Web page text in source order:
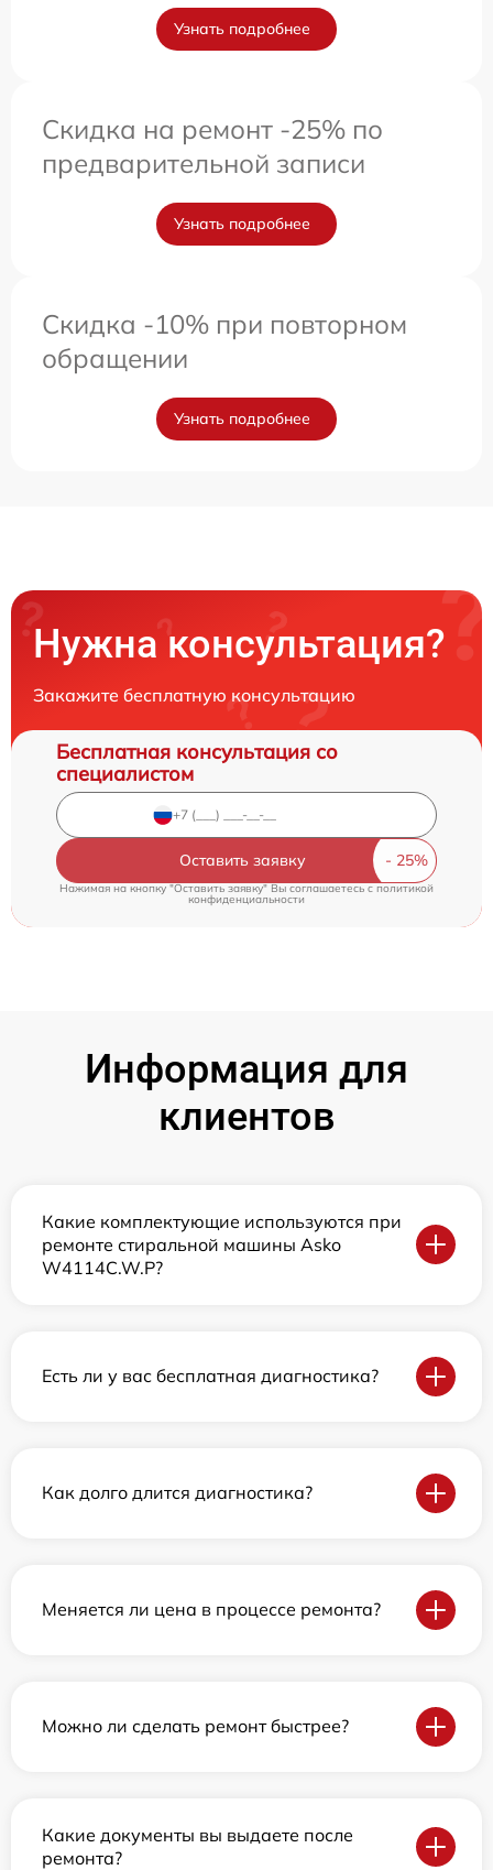
Узнать подробнее
Скидка на ремонт -25% по
предварительной записи
Узнать подробнее
Скидка -10% при повторном
обращении
Узнать подробнее
Нужна консультация?
Закажите бесплатную консультацию
Бесплатная консультация со
специалистом
Оставить заявку
Нажимая на кнопку "Оставить заявку" Вы соглашаетесь cполитикой
конфиденциальности
Информация для
клиентов
Какие комплектующие используются при
ремонте стиральной машины Asko
W4114C.W.P?
Есть ли у вас бесплатная диагностика?
Как долго длится диагностика?
Меняется ли цена в процессе ремонта?
Можно ли сделать ремонт быстрее?
Какие документы вы выдаете после
ремонта?